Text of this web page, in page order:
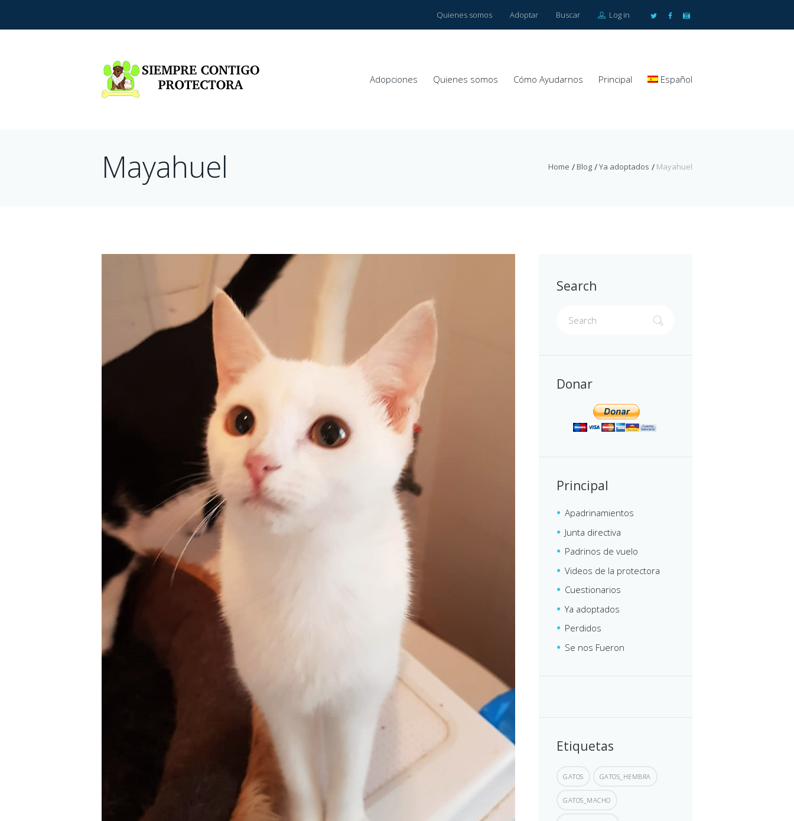
Quienes somos Adoptar Buscar Log in
Adopciones Quienes somos Cómo Ayudarnos Principal Español
Home Blog Ya adoptados Mayahuel
Mayahuel
Search
Donar
Principal
Apadrinamientos
Junta directiva
Padrinos de vuelo
Videos de la protectora
Cuestionarios
Ya adoptados
Perdidos
Se nos Fueron
Etiquetas
GATOS GATOS_HEMBRA
GATOS_MACHO